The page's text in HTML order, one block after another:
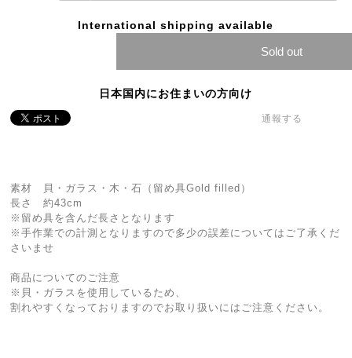
International shipping available
Sold out
日本国内にお住まいの方向け
通報する
素材 貝・ガラス・木・石（留め具Gold filled）
長さ 約43cm
※留め具を含んだ長さとなります
※手作業での計測となりますので多少の誤差についてはご了承くだ
さいませ
商品についてのご注意
※貝・ガラスを使用しているため、
割れやすくなっておりますのでお取り扱いにはご注意ください。